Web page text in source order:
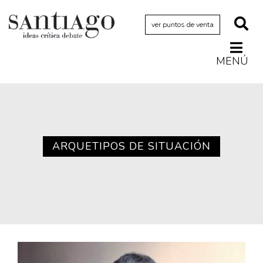
ver puntos de venta
MENÚ
Artes visualesARQUETIPOS DE SITUACIÓN